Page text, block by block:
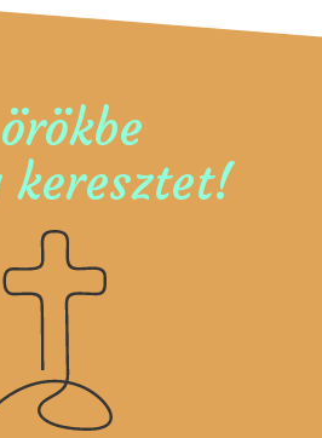
keresztet!